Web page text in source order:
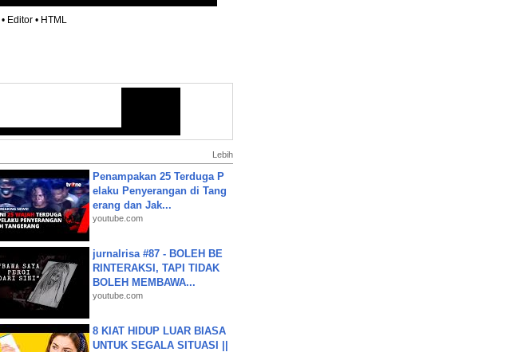
• Editor • HTML
Lebih
Penampakan 25 Terduga P
elaku Penyerangan di Tang
erang dan Jak...
youtube.com
jurnalrisa #87 - BOLEH BE
RINTERAKSI, TAPI TIDAK
BOLEH MEMBAWA...
youtube.com
8 KIAT HIDUP LUAR BIASA
UNTUK SEGALA SITUASI ||